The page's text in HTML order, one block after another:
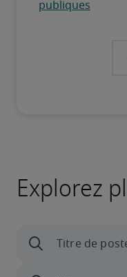
Explorez